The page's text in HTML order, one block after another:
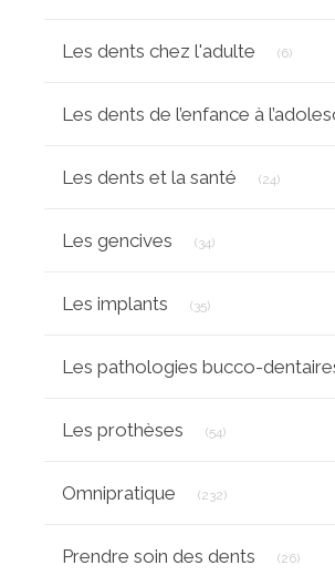
Les dents chez l'adulte (6)
Les dents de l’enfance à
Les dents et la santé (24)
Les gencives (34)
Les implants (35)
Les pathologies bucco-
Les prothèses (54)
Omnipratique (232)
Prendre soin des dents (26)